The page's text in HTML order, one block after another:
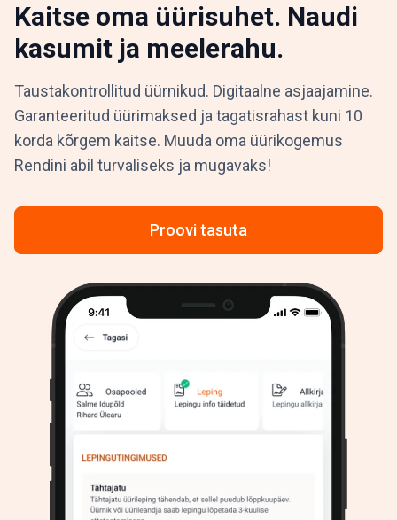
Kaitse oma üürisuhet. Naudi
kasumit ja meelerahu.
Taustakontrollitud üürnikud. Digitaalne asjaajamine.
Garanteeritud üürimaksed ja tagatisrahast kuni 10
korda kõrgem kaitse. Muuda oma üürikogemus
Rendini abil turvaliseks ja mugavaks!
Proovi tasuta